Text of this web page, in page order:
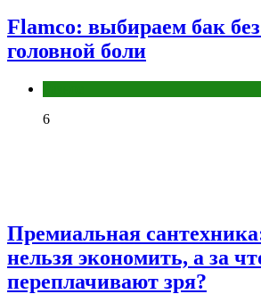
Flamco: выбираем бак
головной боли
6
Премиальная
нельзя экономить, а за
переплачивают зря?